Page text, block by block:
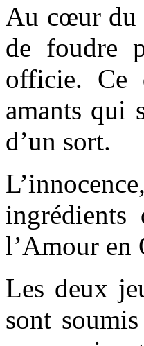
Au cœur du
de foudre
officie. Ce
amants qui
d’un sort.
l’Amour en
Les deux
sont